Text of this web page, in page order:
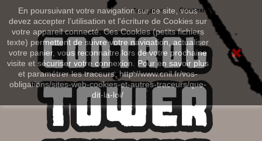
En poursuivant votre navigation sur ce site, vous
devez accepter l’utilisation et l'écriture de Cookies sur
votre appareil connecté. Ces Cookies (petits fichiers
texte) permettent de suivre votre navigation, actualiser
votre panier, vous reconnaitre lors de votre prochaine
visite et sécuriser votre connexion. Pour en savoir plus
et paramétrer les traceurs: http://www.cnil.fr/vos-
obligations/sites-web-cookies-et-autres-traceurs/que-
dit-la-loi/
Connexion
Français